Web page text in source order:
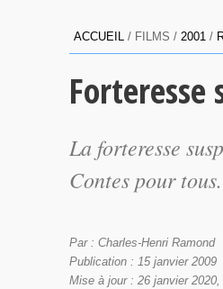
ACCUEIL / FILMS / 2001 /
Forteresse
La forteresse
Contes pour tous.
Par : Charles-Henri Ramond
Publication : 15 janvier 2009
Mise à jour : 26 janvier 2020,